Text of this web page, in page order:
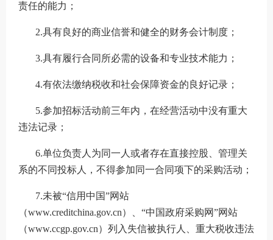
责任的能力；
2.具有良好的商业信誉和健全的财务会计制度；
3.具有履行合同所必需的设备和专业技术能力；
4.有依法缴纳税收和社会保障资金的良好记录；
5.参加招标活动前三年内，在经营活动中没有重大
违法记录；
6.单位负责人为同一人或者存在直接控股、管理关
系的不同投标人 ，不得参加同一合同项下的采购活动；
7.未被“信用中国”网站
（www.creditchina.gov.cn）、“中国政府采购网”网站
（www.ccgp.gov.cn）列入失信被执行人、重大税收违法